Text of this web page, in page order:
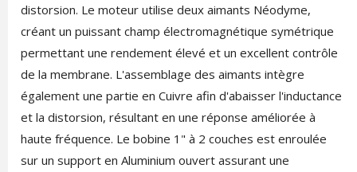
distorsion. Le moteur utilise deux aimants Néodyme,
créant un puissant champ électromagnétique symétrique
permettant une rendement élevé et un excellent contrôle
de la membrane. L'assemblage des aimants intègre
également une partie en Cuivre afin d'abaisser l'inductance
et la distorsion, résultant en une réponse améliorée à
haute fréquence. Le bobine 1" à 2 couches est enroulée
sur un support en Aluminium ouvert assurant une